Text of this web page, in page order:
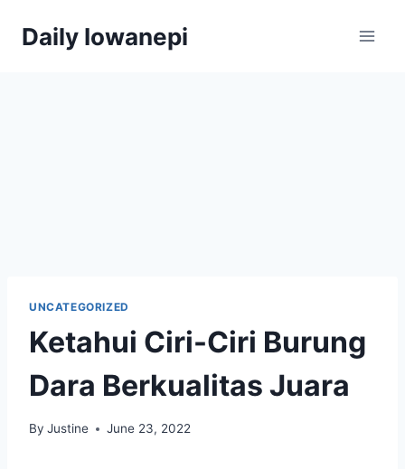
Daily Iowanepi
UNCATEGORIZED
Ketahui Ciri-Ciri Burung
Dara Berkualitas Juara
By Justine June 23, 2022